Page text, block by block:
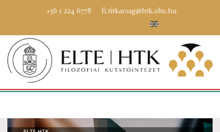
+36 1 224 6778 fi.titkarsag@htk.elte.hu